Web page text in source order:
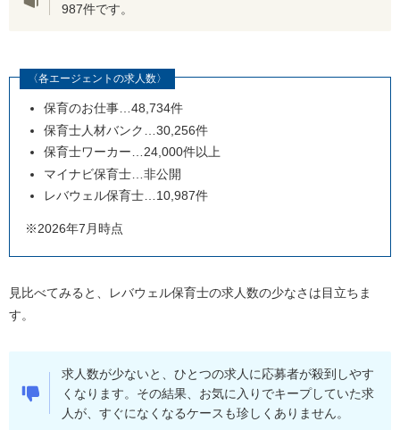
987件です。
〈各エージェントの求人数〉
保育のお仕事…48,734件
保育士人材バンク
…30,256件
保育士ワーカー…24,000件以上
マイナビ保育士 …非公開
レバウェル保育士…10,987件
※2026年7月時点
見比べてみると、レバウェル保育士の求人数の少なさは目立ちま
す。
求人数が少ないと、ひとつの求人に応募者が殺到しやす
くなります。その結果、お気に入りでキープしていた求
人が、すぐになくなるケースも珍しくありません。